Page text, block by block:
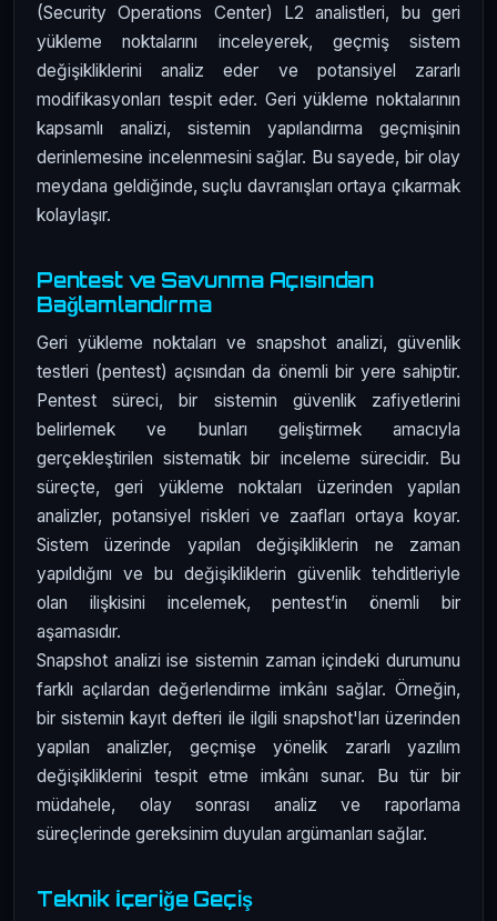
(Security Operations Center) L2 analistleri, bu geri
yükleme noktalarını inceleyerek, geçmiş sistem
değişikliklerini analiz eder ve potansiyel zararlı
modifikasyonları tespit eder. Geri yükleme noktalarının
kapsamlı analizi, sistemin yapılandırma geçmişinin
derinlemesine incelenmesini sağlar. Bu sayede, bir olay
meydana geldiğinde, suçlu davranışları ortaya çıkarmak
kolaylaşır.
Pentest ve Savunma Açısından
Bağlamlandırma
Geri yükleme noktaları ve snapshot analizi, güvenlik
testleri (pentest) açısından da önemli bir yere sahiptir.
Pentest süreci, bir sistemin güvenlik zafiyetlerini
belirlemek ve bunları geliştirmek amacıyla
gerçekleştirilen sistematik bir inceleme sürecidir. Bu
süreçte, geri yükleme noktaları üzerinden yapılan
analizler, potansiyel riskleri ve zaafları ortaya koyar.
Sistem üzerinde yapılan değişikliklerin ne zaman
yapıldığını ve bu değişikliklerin güvenlik tehditleriyle
olan ilişkisini incelemek, pentest’in önemli bir
aşamasıdır.
Snapshot analizi ise sistemin zaman içindeki durumunu
farklı açılardan değerlendirme imkânı sağlar. Örneğin,
bir sistemin kayıt defteri ile ilgili snapshot'ları üzerinden
yapılan analizler, geçmişe yönelik zararlı yazılım
değişikliklerini tespit etme imkânı sunar. Bu tür bir
müdahele, olay sonrası analiz ve raporlama
süreçlerinde gereksinim duyulan argümanları sağlar.
Teknik İçeriğe Geçiş